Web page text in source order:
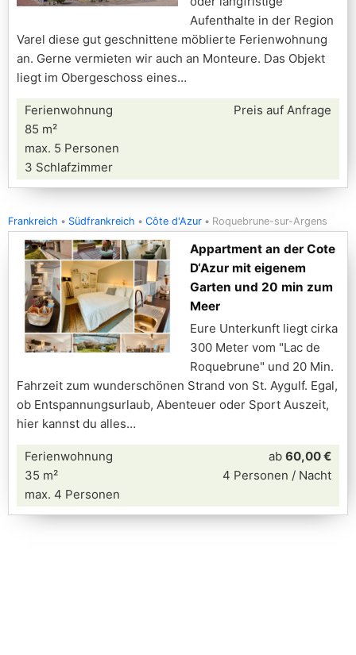
Aufenthalte in der Region
Varel diese gut geschnittene möblierte Ferienwohnung
an. Gerne vermieten wir auch an Monteure. Das Objekt
liegt im Obergeschoss eines
Ferienwohnung
85 m²
max. 5 Personen
3 Schlafzimmer
Preis auf Anfrage
Frankreich Südfrankreich Côte d'Azur Roquebrune-sur-Argens
Appartment an der Cote
D‘Azur mit eigenem
Garten und 20 min zum
Meer
Eure Unterkunft liegt cirka
300 Meter vom "Lac de
Roquebrune" und 20 Min.
Fahrzeit zum wunderschönen Strand von St. Aygulf. Egal,
ob Entspannungsurlaub, Abenteuer oder Sport Auszeit,
hier kannst du alles
Ferienwohnung
35 m²
max. 4 Personen
ab 60,00 €
4 Personen / Nacht